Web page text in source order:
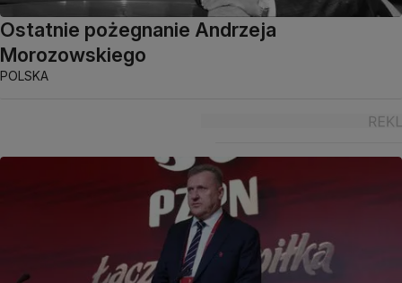
Ostatnie pożegnanie Andrzeja
Morozowskiego
POLSKA